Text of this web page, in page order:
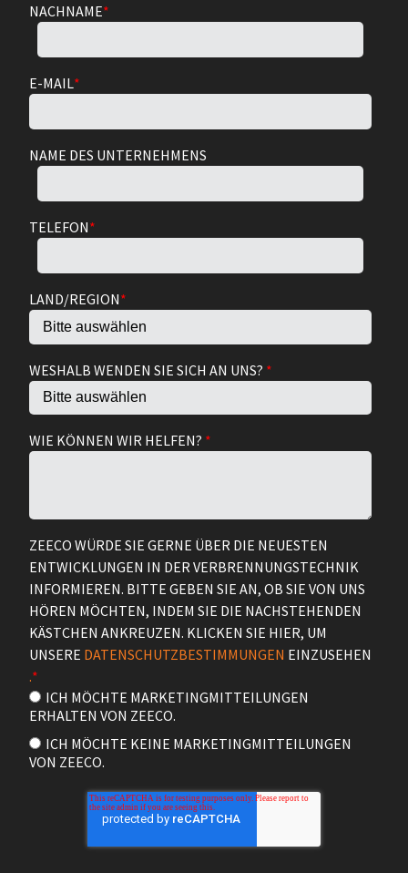
NACHNAME*
E-MAIL*
NAME DES UNTERNEHMENS
TELEFON*
LAND/REGION*
WESHALB WENDEN SIE SICH AN UNS? *
WIE KÖNNEN WIR HELFEN? *
ZEECO WÜRDE SIE GERNE ÜBER DIE NEUESTEN
ENTWICKLUNGEN IN DER VERBRENNUNGSTECHNIK
INFORMIEREN. BITTE GEBEN SIE AN, OB SIE VON UNS
HÖREN MÖCHTEN, INDEM SIE DIE NACHSTEHENDEN
KÄSTCHEN ANKREUZEN. KLICKEN SIE HIER, UM
UNSERE DATENSCHUTZBESTIMMUNGEN EINZUSEHEN
.*
ICH MÖCHTE MARKETINGMITTEILUNGEN
ERHALTEN VON ZEECO.
ICH MÖCHTE KEINE MARKETINGMITTEILUNGEN
VON ZEECO.